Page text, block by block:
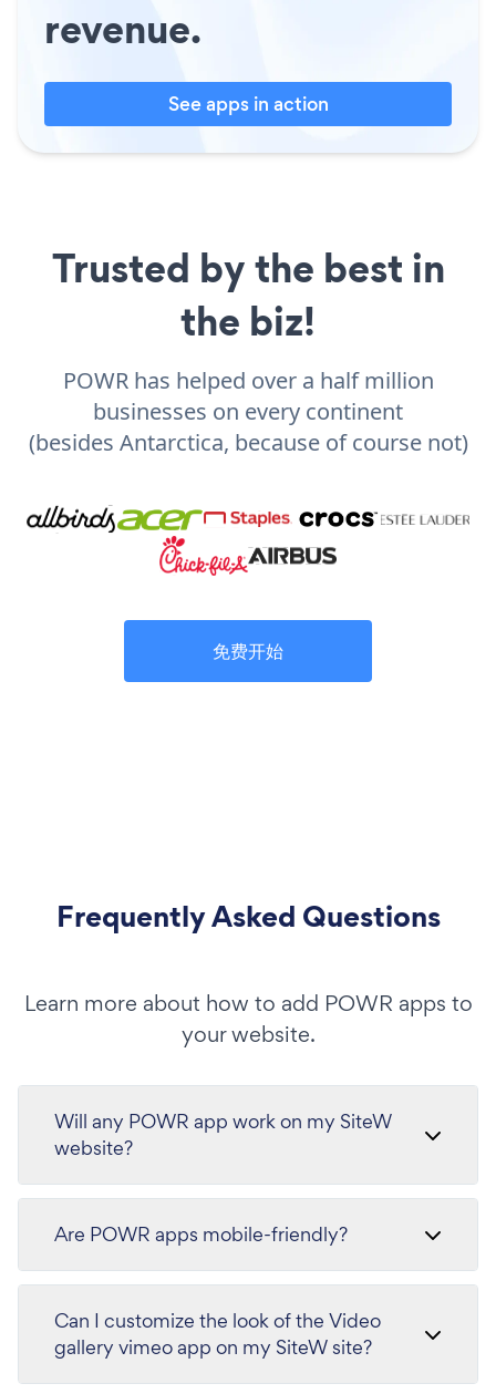
revenue.
See apps in action
Trusted by the best in
the biz!
POWR has helped over a half million
businesses on every continent
(besides Antarctica, because of course not)
免费开始
Frequently Asked Questions
Learn more about how to add POWR apps to
your website.
Will any POWR app work on my SiteW
website?
Are POWR apps mobile-friendly?
Can I customize the look of the Video
gallery vimeo app on my SiteW site?